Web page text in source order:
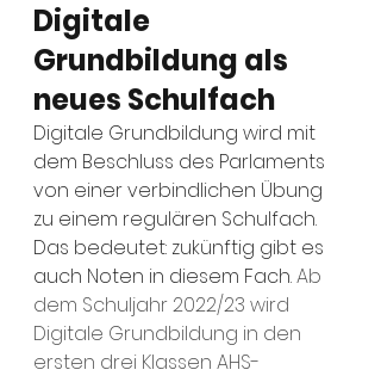
Digitale
Grundbildung als
neues Schulfach
Digitale Grundbildung wird mit
dem Beschluss des Parlaments
von einer verbindlichen Übung
zu einem regulären Schulfach.
Das bedeutet: zukünftig gibt es
auch Noten in diesem Fach. Ab
dem Schuljahr 2022/23 wird
Digitale Grundbildung in den
ersten drei Klassen AHS-